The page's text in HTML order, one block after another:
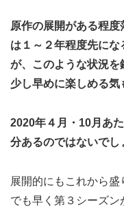
原作の展開がある程
は１～２年程度先に
が、このような状況を
少し早めに楽しめる気
2020年４月・10月あ
分あるのではないでし
展開的にもこれから
でも早く第３シーズン